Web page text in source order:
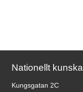
Nationellt
Kungsgatan 2C